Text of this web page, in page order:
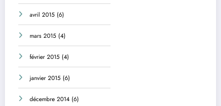
avril 2015 (6)
mars 2015 (4)
février 2015 (4)
janvier 2015 (6)
décembre 2014 (6)